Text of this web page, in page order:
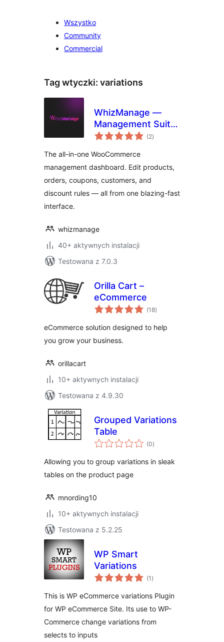
Wszystko
Community
Commercial
Tag wtyczki: variations
WhizManage —
Management Suite
for WooCommerce
(2wszystkich
ocen
)
The all-in-one WooCommerce
management dashboard. Edit products,
orders, coupons, customers, and
discount rules — all from one blazing-fast
interface.
whizmanage
40+ aktywnych instalacji
Testowana z 7.0.3
Orilla Cart –
eCommerce
(18wszystkich
ocen
)
eCommerce solution designed to help
you grow your business.
orillacart
10+ aktywnych instalacji
Testowana z 4.9.30
Grouped Variations
Table
(0wszystkich
ocen
)
Allowing you to group variations in sleak
tables on the product page
mnording10
10+ aktywnych instalacji
Testowana z 5.2.25
WP Smart
Variations
(1 wszystkich
ocen
)
This is WP eCommerce variations Plugin
for WP eCommerce Site. Its use to WP-
Commerce change variations from
selects to inputs